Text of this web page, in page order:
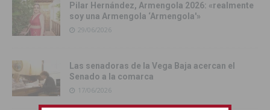
Pilar Hernández, Armengola 2026: «realmente
soy una Armengola ‘Armengola'»
29/06/2026
Las senadoras de la Vega Baja acercan el
Senado a la comarca
17/06/2026